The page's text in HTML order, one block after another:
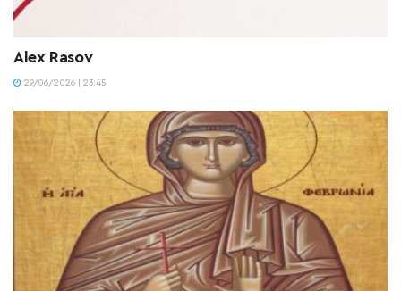
Alex Rasov
29/06/2026 | 23:45